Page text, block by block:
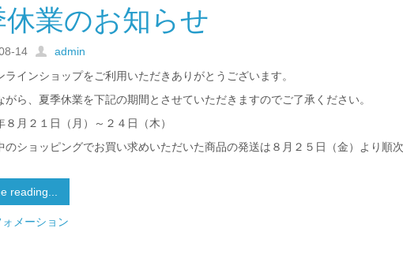
休業のお知らせ
14
admin
ラインショップをご利用いただきありがとうございます。
がら、夏季休業を下記の期間とさせていただきますのでご了承ください。
８月２１日（月）～２４日（木）
のショッピングでお買い求めいただいた商品の発送は８月２５日（金）より順
reading...
ォメーション